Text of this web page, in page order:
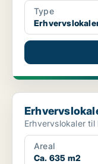
Type
Erhvervslokaler i
Erhvervslokaler
Areal
Ca. 635 m2